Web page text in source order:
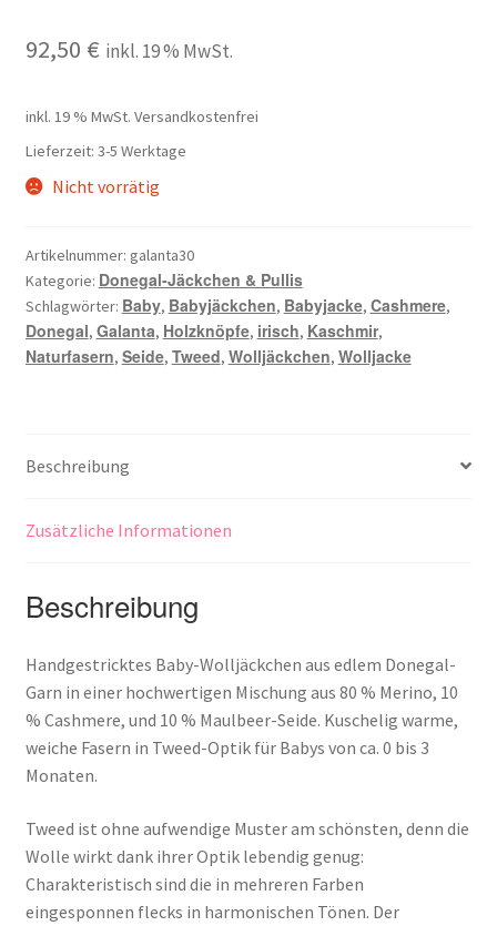
92,50 € inkl. 19 % MwSt.
inkl. 19 % MwSt. Versandkostenfrei
Lieferzeit: 3-5 Werktage
Nicht vorrätig
Artikelnummer: galanta30
Kategorie: Donegal-Jäckchen & Pullis
Schlagwörter: Baby, Babyjäckchen, Babyjacke, Cashmere,
Donegal, Galanta, Holzknöpfe, irisch, Kaschmir,
Naturfasern, Seide, Tweed, Wolljäckchen, Wolljacke
Beschreibung
Zusätzliche Informationen
Beschreibung
Handgestricktes Baby-Wolljäckchen aus edlem Donegal-
Garn in einer hochwertigen Mischung aus 80 % Merino, 10
% Cashmere, und 10 % Maulbeer-Seide. Kuschelig warme,
weiche Fasern in Tweed-Optik für Babys von ca. 0 bis 3
Monaten.
Tweed ist ohne aufwendige Muster am schönsten, denn die
Wolle wirkt dank ihrer Optik lebendig genug:
Charakteristisch sind die in mehreren Farben
eingesponnen flecks in harmonischen Tönen. Der